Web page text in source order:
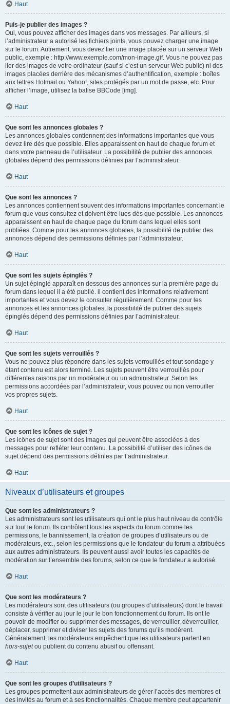
Haut
Puis-je publier des images ?
Oui, vous pouvez afficher des images dans vos messages. Par ailleurs, si
l’administrateur a autorisé les fichiers joints, vous pouvez charger une image
sur le forum. Autrement, vous devez lier une image placée sur un serveur Web
public, exemple : http://www.exemple.com/mon-image.gif. Vous ne pouvez pas
lier des images de votre ordinateur (sauf si c’est un serveur Web public) ni des
images placées derrière des mécanismes d’authentification, exemple : boîtes
aux lettres Hotmail ou Yahoo!, sites protégés par un mot de passe, etc. Pour
afficher l’image, utilisez la balise BBCode [img].
Haut
Que sont les annonces globales ?
Les annonces globales contiennent des informations importantes que vous
devez lire dès que possible. Elles apparaissent en haut de chaque forum et
dans votre panneau de l’utilisateur. La possibilité de publier des annonces
globales dépend des permissions définies par l’administrateur.
Haut
Que sont les annonces ?
Les annonces contiennent souvent des informations importantes concernant le
forum que vous consultez et doivent être lues dès que possible. Les annonces
apparaissent en haut de chaque page du forum dans lequel elles sont
publiées. Comme pour les annonces globales, la possibilité de publier des
annonces dépend des permissions définies par l’administrateur.
Haut
Que sont les sujets épinglés ?
Un sujet épinglé apparaît en dessous des annonces sur la première page du
forum dans lequel il a été publié. il contient des informations relativement
importantes et vous devez le consulter régulièrement. Comme pour les
annonces et les annonces globales, la possibilité de publier des sujets
épinglés dépend des permissions définies par l’administrateur.
Haut
Que sont les sujets verrouillés ?
Vous ne pouvez plus répondre dans les sujets verrouillés et tout sondage y
étant contenu est alors terminé. Les sujets peuvent être verrouillés pour
différentes raisons par un modérateur ou un administrateur. Selon les
permissions accordées par l’administrateur, vous pouvez ou non verrouiller
vos propres sujets.
Haut
Que sont les icônes de sujet ?
Les icônes de sujet sont des images qui peuvent être associées à des
messages pour refléter leur contenu. La possibilité d’utiliser des icônes de
sujet dépend des permissions définies par l’administrateur.
Haut
Niveaux d’utilisateurs et groupes
Que sont les administrateurs ?
Les administrateurs sont les utilisateurs qui ont le plus haut niveau de contrôle
sur tout le forum. Ils contrôlent tous les aspects du forum comme les
permissions, le bannissement, la création de groupes d’utilisateurs ou de
modérateurs, etc., selon les permissions que le fondateur du forum a attribuées
aux autres administrateurs. Ils peuvent aussi avoir toutes les capacités de
modération sur l’ensemble des forums, selon ce que le fondateur a autorisé.
Haut
Que sont les modérateurs ?
Les modérateurs sont des utilisateurs (ou groupes d’utilisateurs) dont le travail
consiste à vérifier au jour le jour le bon fonctionnement du forum. Ils ont le
pouvoir de modifier ou supprimer des messages, de verrouiller, déverrouiller,
déplacer, supprimer et diviser les sujets des forums qu’ils modèrent.
Généralement, les modérateurs empêchent que les utilisateurs partent en
hors-sujetou publient du contenu abusif ou offensant.
Haut
Que sont les groupes d’utilisateurs ?
Les groupes permettent aux administrateurs de gérer l’accès des membres et
des invités au forum et à ses fonctionnalités. Chaque membre peut appartenir